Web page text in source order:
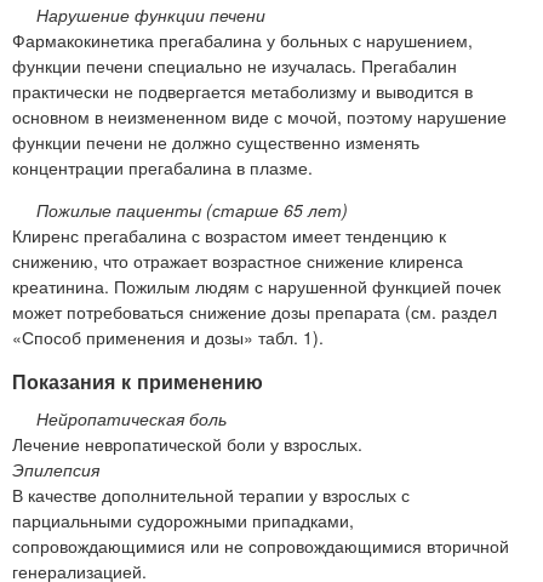
Нарушение функции печени
Фармакокинетика прегабалина у больных с нарушением,
функции печени специально не изучалась. Прегабалин
практически не подвергается метаболизму и выводится в
основном в неизмененном виде с мочой, поэтому нарушение
функции печени не должно существенно изменять
концентрации прегабалина в плазме.
Пожилые пациенты (старше 65 лет)
Клиренс прегабалина с возрастом имеет тенденцию к
снижению, что отражает возрастное снижение клиренса
креатинина. Пожилым людям с нарушенной функцией почек
может потребоваться снижение дозы препарата (см. раздел
«Способ применения и дозы» табл. 1).
Показания к применению
Нейропатическая боль
Лечение невропатической боли у взрослых.
Эпилепсия
В качестве дополнительной терапии у взрослых с
парциальными судорожными припадками,
сопровождающимися или не сопровождающимися вторичной
генерализацией.